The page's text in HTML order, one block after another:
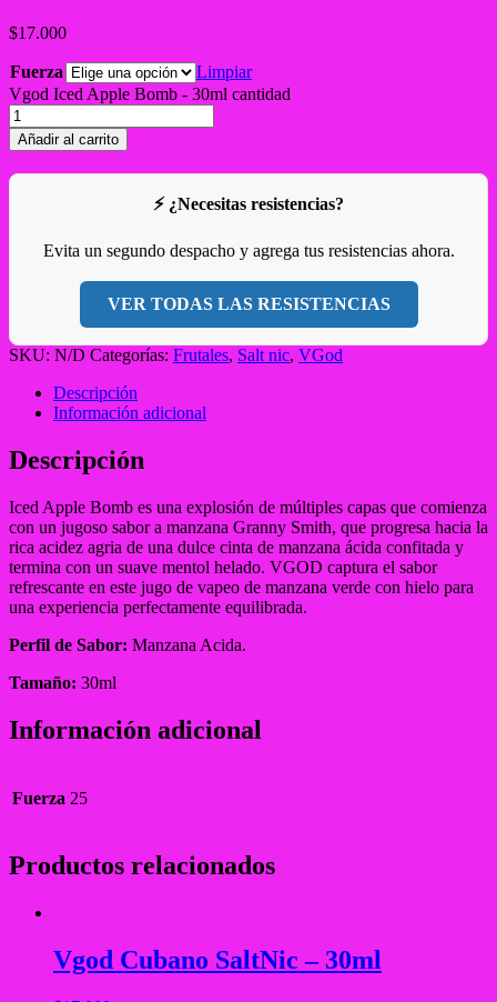
$17.000
Fuerza
Limpiar
Vgod Iced Apple Bomb - 30ml cantidad
Añadir al carrito
⚡ ¿Necesitas resistencias?
Evita un segundo despacho y agrega tus resistencias ahora.
VER TODAS LAS RESISTENCIAS
SKU: N/D Categorías: Frutales, Salt nic, VGod
Descripción
Información adicional
Descripción
Iced Apple Bomb es una explosión de múltiples capas que comienza
con un jugoso sabor a manzana Granny Smith, que progresa hacia la
rica acidez agria de una dulce cinta de manzana ácida confitada y
termina con un suave mentol helado. VGOD captura el sabor
refrescante en este jugo de vapeo de manzana verde con hielo para
una experiencia perfectamente equilibrada.
Perfil de Sabor: Manzana Acida.
Tamaño: 30ml
Información adicional
Fuerza 25
Productos relacionados
Vgod Cubano SaltNic – 30ml